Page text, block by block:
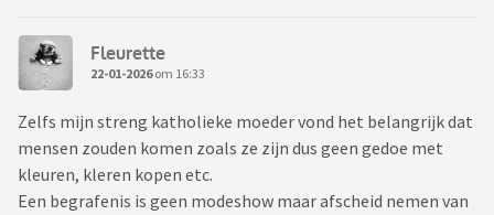
Fleurette
22-01-2026om 16:33
Zelfs mijn streng katholieke moeder vond het belangrijk dat
mensen zouden komen zoals ze zijn dus geen gedoe met
kleuren, kleren kopen etc.
Een begrafenis is geen modeshow maar afscheid nemen van